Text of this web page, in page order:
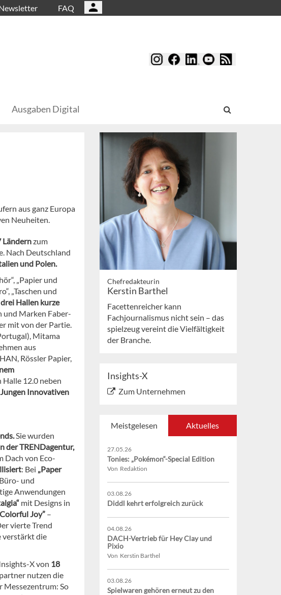
FAQ
Ausgaben Digital
aus ganz Europa
Neuheiten.
Ländernzum
Nach Deutschland
und Polen.
„Papier und
„Taschen und
Hallen kurze
und Marken Faber-
mit von der Partie.
Mitama
aus
Rössler Papier,
12.0 neben
Innovativen
Sie wurden
der TRENDagentur,
Dach von Eco-
: Bei „Paper
und
Anwendungen
mit Designs in
Joy” –
vierte Trend
verstärkt die
X von 18
nutzen die
Messezentrum: So
Chefredakteurin
Kerstin Barthel
Facettenreicher kann
Fachjournalismus nicht sein – das
spielzeug vereint die Vielfältigkeit
der Branche.
Insights-X
Zum Unternehmen
Meistgelesen Aktuelles
27.05.26
Tonies: „Pokémon“-Special Edition
Von Redaktion
03.08.26
Diddl kehrt erfolgreich zurück
04.08.26
DACH-Vertrieb für Hey Clay und
Pixio
Von Kerstin Barthel
03.08.26
Spielwaren gehören erneut zu den